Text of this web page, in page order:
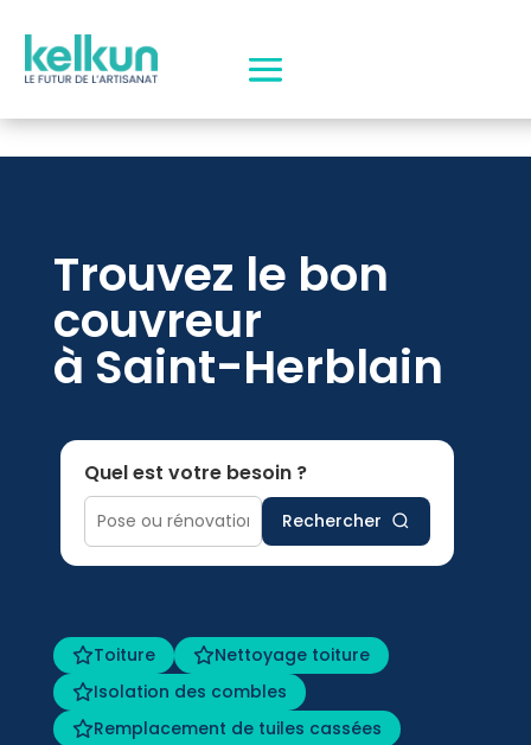
Trouvez le bon
couvreur
à Saint-Herblain
Quel est votre besoin ?
Rechercher
Toiture
Nettoyage toiture
Isolation des combles
Remplacement de tuiles cassées